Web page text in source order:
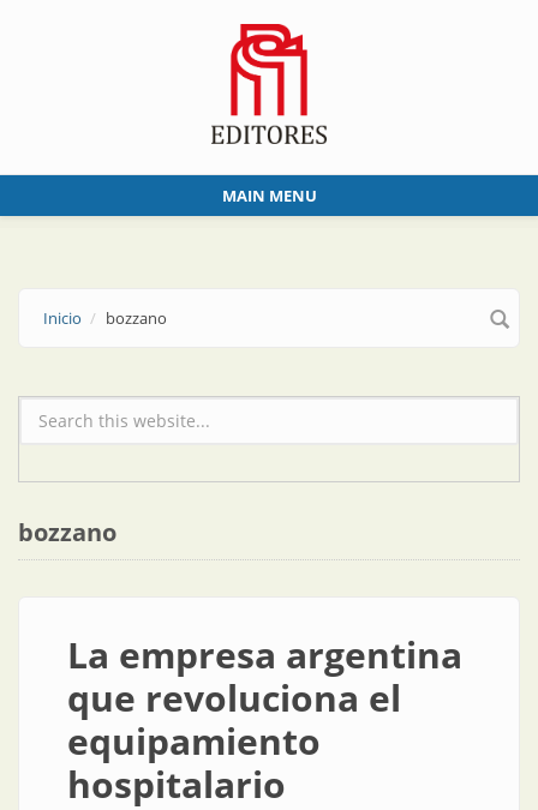
MAIN MENU
Inicio bozzano
Formulario de búsqueda
bozzano
La empresa argentina
que revoluciona el
equipamiento
hospitalario